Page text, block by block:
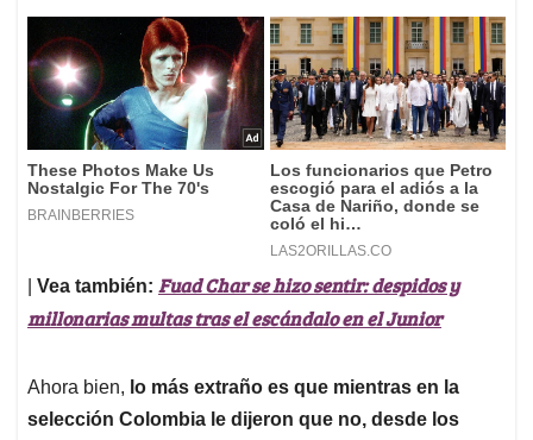
Vea también: Fuad Char se hizo sentir: despidos y
millonarias multas tras el escándalo en el Junior
Ahora bien, lo más extraño es que mientras en la
selección Colombia le dijeron que no, desde los